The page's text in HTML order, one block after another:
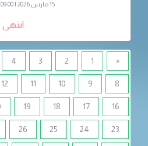
15 مارس 2026 | 09:00 م
انتهى
«
1
2
3
4
8
9
10
11
12
16
17
18
19
23
24
25
26